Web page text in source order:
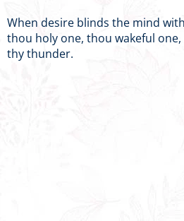
When desire blinds the mind
thou holy one, thou wakeful
thy thunder.